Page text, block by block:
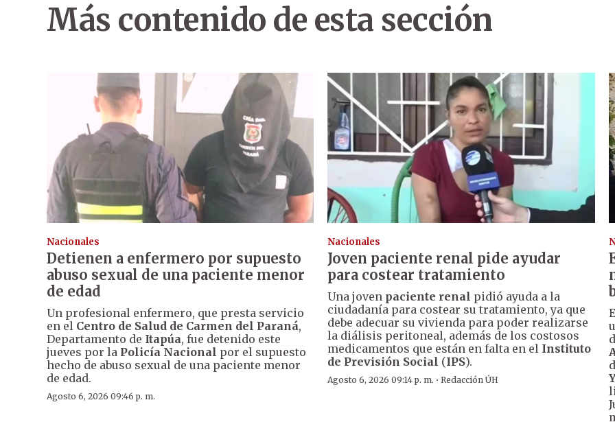
Más contenido de esta sección
Nacionales
Detienen a enfermero por supuesto
abuso sexual de una paciente menor
de edad
Un profesional enfermero, que presta servicio
en el Centro de Salud de Carmen del Paraná,
Departamento de Itapúa, fue detenido este
jueves por la Policía Nacional por el supuesto
hecho de abuso sexual de una paciente menor
de edad.
Agosto 6, 2026 09:46 p. m.
Nacionales
Joven paciente renal pide ayudar
para costear tratamiento
Una joven paciente renal pidió ayuda a la
ciudadanía para costear su tratamiento, ya que
debe adecuar su vivienda para poder realizarse
la diálisis peritoneal, además de los costosos
medicamentos que están en falta en el Instituto
de Previsión Social (IPS).
Agosto 6, 2026 09:14 p. m. ·Redacción ÚH